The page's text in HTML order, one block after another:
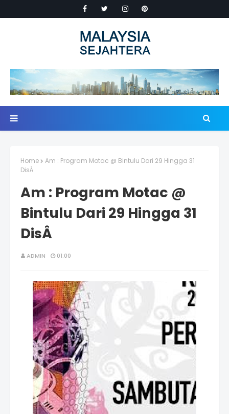
Home
Am : Program Motac @ Bintulu Dari 29 Hingga 31
DisÂ
Am : Program Motac @
Bintulu Dari 29 Hingga 31
DisÂ
ADMIN 01:00